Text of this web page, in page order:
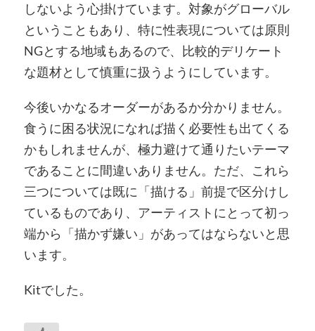
しないよう心掛けています。対象がグローバル
ということもあり、特に性表現については原則
NGとする地域もあるので、比較的デリケート
な題材として慎重に扱うようにしています。
今後いかなるオーダーがあるか分かりません。
食うに困る状況になれば描く必要性も出てくる
かもしれませんが、極力避けて通りたいテーマ
であることに間違いありません。ただ、これら
三つについては既に「描ける」前提で区分けし
ているものであり、アーティストにとって初っ
端から「描かず嫌い」があってはならないと思
います。
Kitでした。